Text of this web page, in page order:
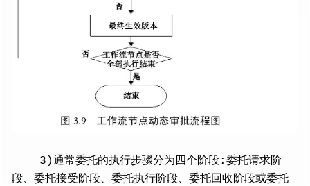
3)通常委托的执行步骤分为四个阶段:委托请求阶
段、委托接受阶段、委托执行阶段、委托回收阶段或委托